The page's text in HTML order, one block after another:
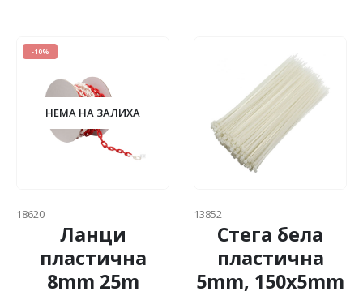
-10%
НЕМА НА ЗАЛИХА
18620
Ланци
пластична
8mm 25m
13852
Стега бела
пластична
5mm, 150x5mm